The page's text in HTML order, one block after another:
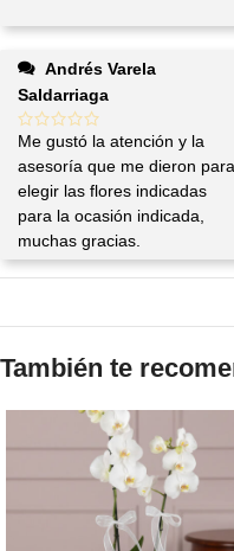
Saldarriaga
Me gustó la atención y la
asesoría que me dieron para
elegir las flores indicadas
para la ocasión indicada,
muchas gracias.
También te